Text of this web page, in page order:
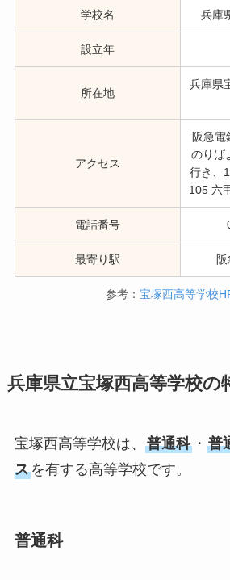
学校名 兵庫
設立年
所在地
兵庫県
アクセス
阪急電
のりば
行き、
105 六
電話番号
最寄り駅
参考： 宝塚西高等学校
兵庫県立宝塚西高等学校の
宝塚西高等学校は、 普通科・ 普
スを有する高等学校です。
普通科